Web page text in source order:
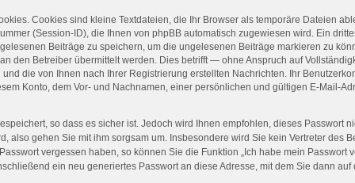
Cookies sind kleine Textdateien, die Ihr Browser als temporäre Dateien
(Session-ID), die Ihnen von phpBB automatisch zugewiesen wird. Ein
Beiträge zu speichern, um die ungelesenen Beiträge markieren zu
den Betreiber übermittelt werden. Dies betrifft — ohne Anspruch auf
die von Ihnen nach Ihrer Registrierung erstellten Nachrichten. Ihr
Konto, dem Vor- und Nachnamen, einer persönlichen und gültigen E-Mail-
so dass es sicher ist. Jedoch wird Ihnen empfohlen, dieses Passwort
also gehen Sie mit ihm sorgsam um. Insbesondere wird Sie kein Vertreter des
vergessen haben, so können Sie die Funktion „Ich habe mein Passwort
ein neu generiertes Passwort an diese Adresse, mit dem Sie dann